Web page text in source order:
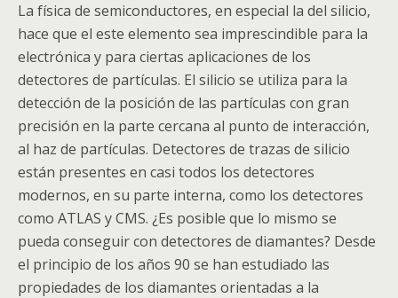
La física de semiconductores, en especial la del silicio,
hace que el este elemento sea imprescindible para la
electrónica y para ciertas aplicaciones de los
detectores de partículas. El silicio se utiliza para la
detección de la posición de las partículas con gran
precisión en la parte cercana al punto de interacción,
al haz de partículas. Detectores de trazas de silicio
están presentes en casi todos los detectores
modernos, en su parte interna, como los detectores
como ATLAS yCMS. ¿Es posible que lo mismo se
pueda conseguir con detectores de diamantes? Desde
el principio de los años 90 se han estudiado las
propiedades de los diamantes orientadas a la